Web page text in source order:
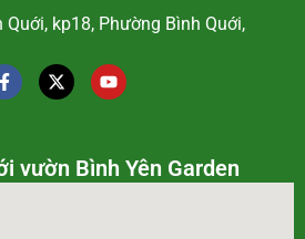
kp18, Phường Bình Quới,
vườn Bình Yên Garden